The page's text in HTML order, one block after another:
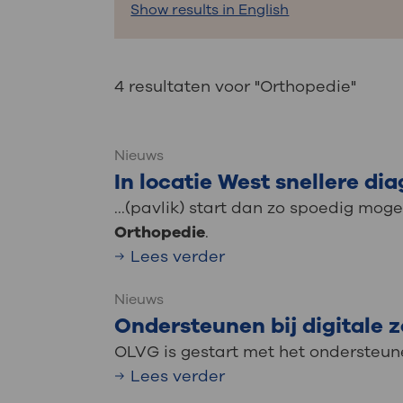
Uw
Uw
Contact
steeds verder uit, zodat u zelf
Direct naar MijnOLVG
Show results in English
4 resultaten voor "Orthopedie"
Nieuws
In locatie West snellere
...(pavlik) start dan zo spoedig
Orthopedie.
Lees verder
Nieuws
Ondersteunen bij digitale
OLVG is gestart met het
Lees verder